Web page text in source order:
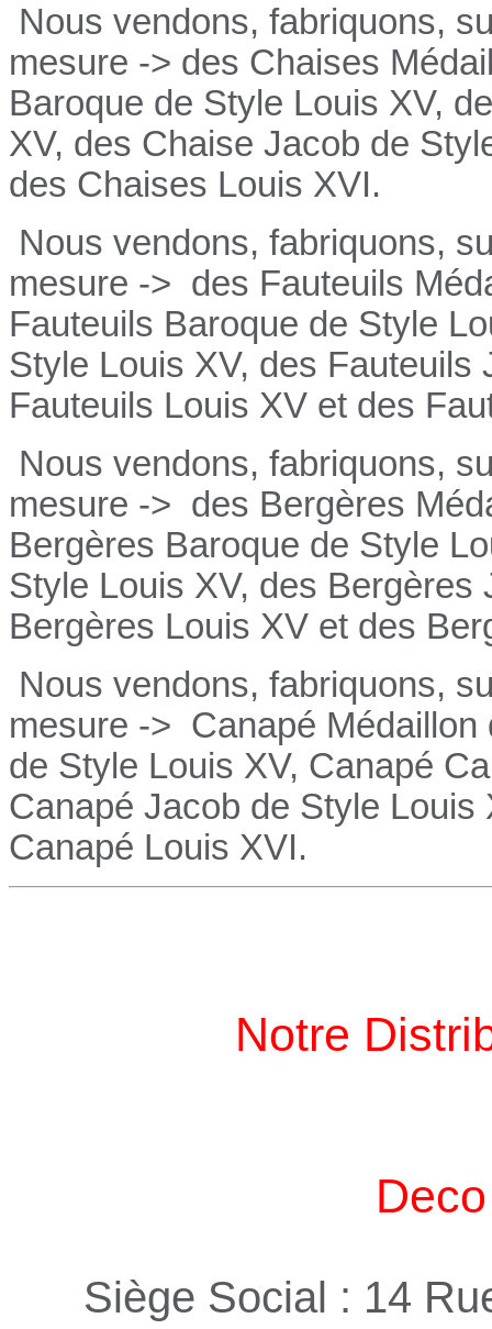
Nous vendons, fabriquons,
mesure -> des Chaises
Baroque de Style Louis XV,
XV, des Chaise Jacob de
des Chaises Louis XVI.
Nous vendons, fabriquons,
mesure -> des Fauteuils
Fauteuils Baroque de Style
Style Louis XV, des Fauteuils
Fauteuils Louis XV et des
Nous vendons, fabriquons,
mesure -> des Bergères
Bergères Baroque de Style
Style Louis XV, des Bergères
Bergères Louis XV et des
Nous vendons, fabriquons,
mesure -> Canapé
de Style Louis XV, Canapé
Canapé Jacob de Style
Canapé Louis XVI.
Notre
Siège Social : 14